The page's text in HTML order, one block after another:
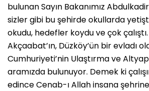
bulunan Sayın Bakanımız
sizler gibi bu şehirde okullarda
okudu, hedefler koydu ve çok
Akçaabat’ın, Düzköy’ün bir evladı
Cumhuriyeti’nin Ulaştırma ve
aramızda bulunuyor. Demek ki
edince Cenab-ı Allah insana